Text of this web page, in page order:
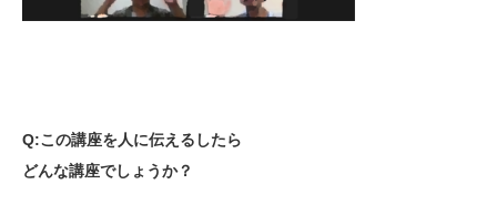
Q:この講座を人に伝えるしたら
どんな講座でしょうか？